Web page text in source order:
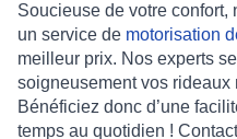
Soucieuse de votre confort,
un service de motorisation
meilleur prix. Nos experts
soigneusement vos rideaux
Bénéficiez donc d’une
temps au quotidien !